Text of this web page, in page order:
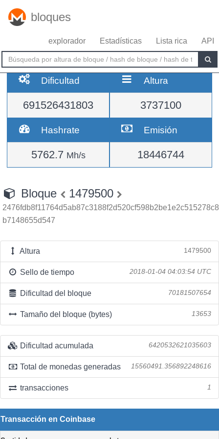
bloques
explorador Estadísticas Lista rica API
Dificultad
691526431803
Altura
3737100
Hashrate
5762.7 Mh/s
Emisión
18446744
Bloque 1479500
2476fdb8f11764d5ab87c3188f2d520cf598b2be1e2c515278c8
b7148655d547
Altura 1479500
Sello de tiempo 2018-01-04 04:03:54 UTC
Dificultad del bloque 70181507654
Tamaño del bloque (bytes) 13653
Dificultad acumulada 6420532621035603
Total de monedas generadas 15560491.356892248616
transacciones 1
Transacción en Coinbase